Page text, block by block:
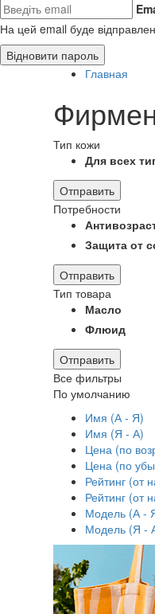
На цей email буде
Відновити пароль
Главная
Тип кожи
Для всех
Отправить
Потребности
Защита от
Отправить
Тип товара
Масло
Флюид
Отправить
Все фильтры
По умолчанию
Имя (А - Я)
Имя (Я - А)
Цена (по
Цена (по
Рейтинг (от
Рейтинг (от
Модель (А -
Модель (Я -